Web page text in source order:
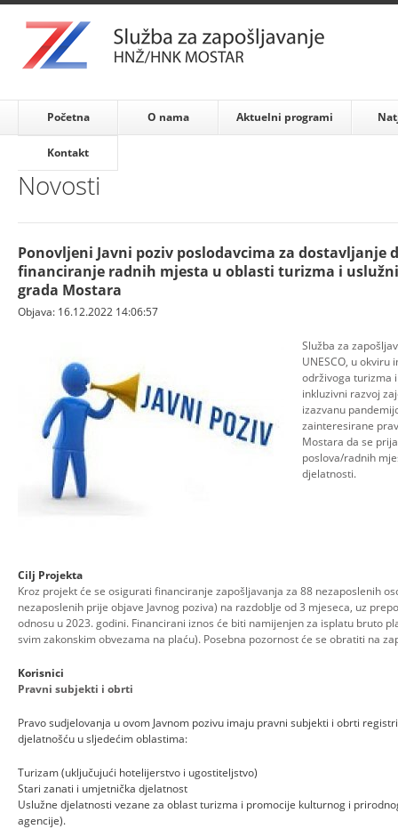
Početna O nama Aktuelni programi
Kontakt
Novosti
Ponovljeni Javni poziv poslodavcima za dostavljanje
financiranje radnih mjesta u oblasti turizma i
grada Mostara
Objava: 16.12.2022 14:06:57
Služba za
UNESCO, u
održivoga turizma
inkluzivni razvoj
izazvanu
zainteresirane
Mostara da se
poslova/radnih
djelatnosti.
Cilj Projekta
Kroz projekt će se osigurati financiranje zapošljavanja za 88 nezaposlenih
nezaposlenih prije objave Javnog poziva) na razdoblje od 3 mjeseca, uz
odnosu u 2023. godini. Financirani iznos će biti namijenjen za isplatu bruto
svim zakonskim obvezama na plaću). Posebna pozornost će se obratiti na
Korisnici
Pravni subjekti i obrti
Pravo sudjelovanja u ovom Javnom pozivu imaju pravni subjekti i obrti
djelatnošću u sljedećim oblastima:
Turizam (uključujući hotelijerstvo i ugostiteljstvo)
Stari zanati i umjetnička djelatnost
Uslužne djelatnosti vezane za oblast turizma i promocije kulturnog i
agencije).